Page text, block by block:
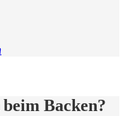
Backen?